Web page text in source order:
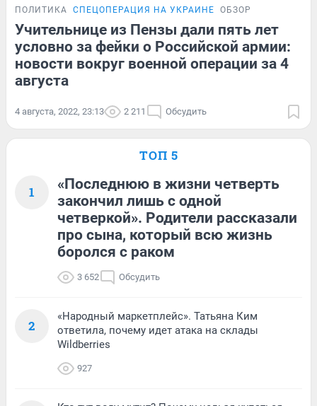
ПОЛИТИКА СПЕЦОПЕРАЦИЯ НА УКРАИНЕ ОБЗОР
Учительнице из Пензы дали пять лет
условно за фейки о Российской армии:
новости вокруг военной операции за 4
августа
4 августа, 2022, 23:13 2 211 Обсудить
ТОП 5
1
«Последнюю в жизни четверть
закончил лишь с одной
четверкой». Родители рассказали
про сына, который всю жизнь
боролся с раком
3 652 Обсудить
2
«Народный маркетплейс». Татьяна Ким
ответила, почему идет атака на склады
Wildberries
927